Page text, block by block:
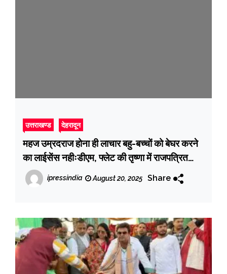
उत्तराखण्ड देहरादून
महज उम्रदराज होना ही लाचार बहु-बच्चों को बेघर करने
का लाईसेंस नहीःडीएम, फ्लेट की तृष्णा में राजपत्रित
निष्ठुर ससुर अपने ही अल्प वेतनभोगी बीमार बहु-बेटे व 4
वर्षीय पौती को कर रहा था बेदखल, घर से बेघर
ipressindia August 20, 2025 Share